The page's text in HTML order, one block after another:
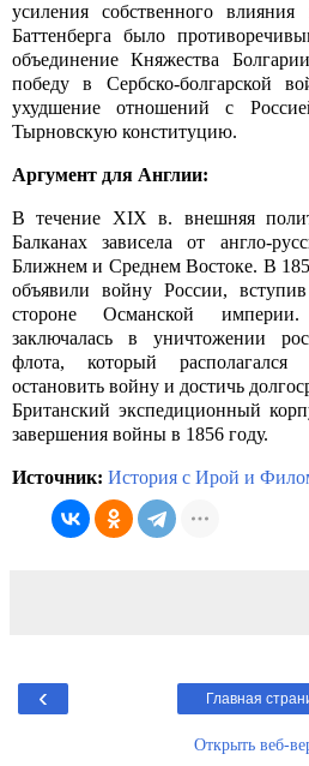
усиления собственного
Баттенберга было
объединение Княжества
победу в Сербско-болгарской
ухудшение отношений с
Тырновскую конституцию.
Аргумент для Англии:
В течение XIX
в. внешняя
Балканах зависела от англо-
Ближнем и Среднем Востоке. В
объявили войну России,
стороне Османской империи.
заключалась в уничтожении
флота, который
остановить войну и достичь
Британский экспедиционный
завершения войны в 1856 году.
Источник: История с Ирой и
‹ Главная
Открыть веб-